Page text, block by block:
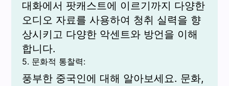
대화에서 팟캐스트에 이르기까지 다양한
오디오 자료를 사용하여 청취 실력을 향
상시키고 다양한 악센트와 방언을 이해
합니다.
5. 문화적 통찰력:
풍부한 중국인에 대해 알아보세요. 문화,